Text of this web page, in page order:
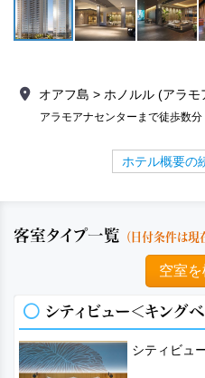
オアフ島 > ホノルル (アラモ
アラモアナセンターまで徒歩数分
ホテル概要の
客室タイプ一覧 （日付条件は現
空室
シティビュー＜キング
シティビュ